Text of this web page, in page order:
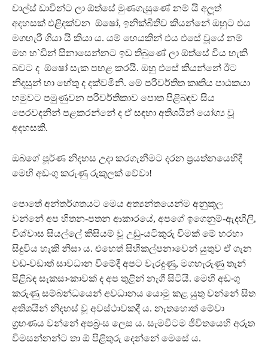
චාල්ස් ඩාවින්ට ලා ඕත්සේ මුණගැසුණේ නම් යි අලූත්
අදහසක් එළිදක්වන ඕෂෝ, ඉනික්බිතිව කියන්නේ ඔහුට එය
මගහැරී ගියා යි කියා ය. යම් හෙයකින් එය එසේ වූයේ නම්
මහ හ`ඩින් සිනාසෙන්නට ඉඩ තිබුණේ ලා ඕත්සේ විය හැකි
බවට ද ඕෂෝ සැක පහළ කරයි. ඔහු එසේ කියන්නේ ඊට
නිදසුන් හා හේතු ද දක්වමිනි. මේ පරිවර්තිත කෘතිය පාඨකයා
හමුවට පමුණුවන පරිවර්තිකාව පොත පිළිබඳව සිය
පෙරවදනින් පළකරන්නේ ද ඒ සඳහා අතිශයින් යෝග්‍ය වූ
අදහසකි.
ඔබගේ පූර්ණ නිදහස උදා කරගැනීමට දරන ප‍්‍රයත්නයෙහිදී
මෙහි අඩංගු කරුණු රුකුලක් වේවා!
පොතේ අන්තර්ගතයට මෙය අත්‍යන්තයෙන්ම අනුකූල
වන්නේ අප හිතන-පතන ආකාරයේ, අපගේ ඉගෙනුම්-ඇදහිලි,
විශ්වාස සියල්ලේ කිසියම් වූ උඩු-යටිකුරු වීමක් මේ හරහා
සිදුවිය හැකි නිසා ය. එහෙත් සිහිකල්පනාවෙන් යුතුව ඒ ගැන
වඩ-වඩාත් සාවධාන වීමේදී අපට වැරදුණු, මගහැරුණු තැන්
පිළිබඳ සැකසාංකාවක් ද අප තුළින් නැගී සිටියි. මෙහි අඩංගු
කරුණු සම්බන්ධයෙන් අවධානය යොමු කළ යුතු වන්නේ සිත
අතිශයින් නිදහස් වූ අවස්ථාවකදී ය. නැතහොත් මේවා
ග‍්‍රහණය වන්නේ අපබ‍්‍රංස ලෙස ය. සැමවිටම ජීවිතයෙහි අරුත
විමසන්නන්ට තා ඕ පිළිතුරු දෙන්නේ මෙසේ ය.